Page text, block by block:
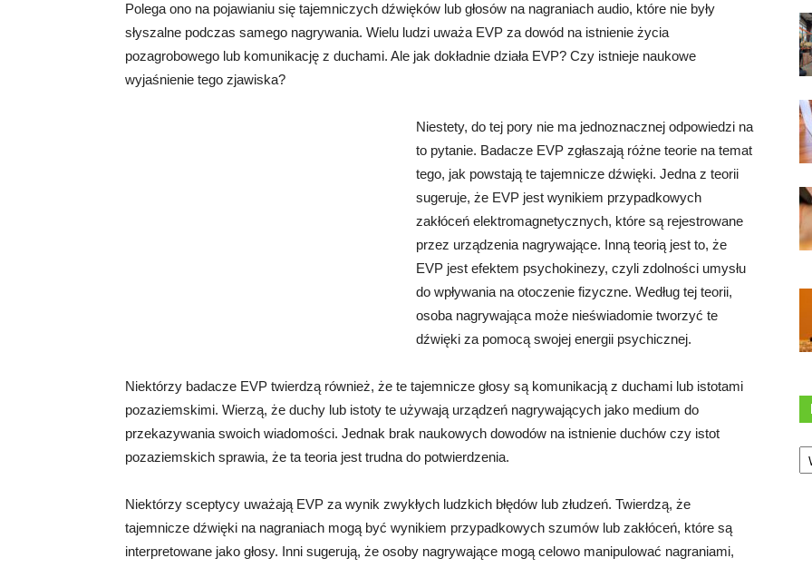
Polega ono na pojawianiu się tajemniczych dźwięków lub głosów na nagraniach audio, które nie były
słyszalne podczas samego nagrywania. Wielu ludzi uważa EVP za dowód na istnienie życia
pozagrobowego lub komunikację z duchami. Ale jak dokładnie działa EVP? Czy istnieje naukowe
wyjaśnienie tego zjawiska?
Niestety, do tej pory nie ma jednoznacznej odpowiedzi na
to pytanie. Badacze EVP zgłaszają różne teorie na temat
tego, jak powstają te tajemnicze dźwięki. Jedna z teorii
sugeruje, że EVP jest wynikiem przypadkowych
zakłóceń elektromagnetycznych, które są rejestrowane
przez urządzenia nagrywające. Inną teorią jest to, że
EVP jest efektem psychokinezy, czyli zdolności umysłu
do wpływania na otoczenie fizyczne. Według tej teorii,
osoba nagrywająca może nieświadomie tworzyć te
dźwięki za pomocą swojej energii psychicznej.
Niektórzy badacze EVP twierdzą również, że te tajemnicze głosy są komunikacją z duchami lub istotami
pozaziemskimi. Wierzą, że duchy lub istoty te używają urządzeń nagrywających jako medium do
przekazywania swoich wiadomości. Jednak brak naukowych dowodów na istnienie duchów czy istot
pozaziemskich sprawia, że ta teoria jest trudna do potwierdzenia.
Niektórzy sceptycy uważają EVP za wynik zwykłych ludzkich błędów lub złudzeń. Twierdzą, że
tajemnicze dźwięki na nagraniach mogą być wynikiem przypadkowych szumów lub zakłóceń, które są
interpretowane jako głosy. Inni sugerują, że osoby nagrywające mogą celowo manipulować nagraniami,